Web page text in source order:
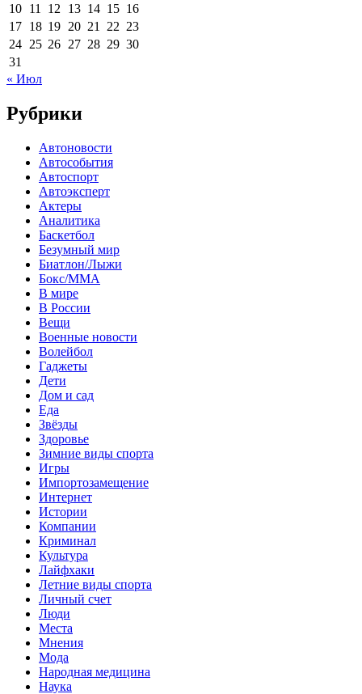
10 11 12 13 14 15 16
17 18 19 20 21 22 23
24 25 26 27 28 29 30
31
« Июл
Рубрики
Автоновости
Автособытия
Автоспорт
Автоэксперт
Актеры
Аналитика
Баскетбол
Безумный мир
Биатлон/Лыжи
Бокс/MMA
В мире
В России
Вещи
Военные новости
Волейбол
Гаджеты
Дети
Дом и сад
Еда
Звёзды
Здоровье
Зимние виды спорта
Игры
Импортозамещение
Интернет
Истории
Компании
Криминал
Культура
Лайфхаки
Летние виды спорта
Личный счет
Люди
Места
Мнения
Мода
Народная медицина
Наука